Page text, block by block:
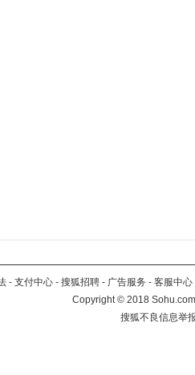
- 支付中心 - 搜狐招聘 - 广告服务 - 客服中心
Copyright©2018
搜狐不良信息举